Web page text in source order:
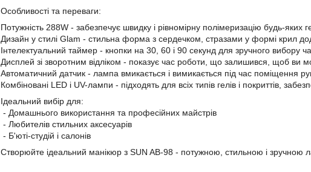
Особливості та переваги:
Потужність 288W - забезпечує швидку і рівномірну полімеризацію будь-яких
Дизайн у стилі Glam - стильна форма з сердечком, стразами у формі крил
Інтелектуальний таймер - кнопки на 30, 60 і 90 секунд для зручного вибору
Дисплей зі зворотним відліком - показує час роботи, що залишився, щоб ви
Автоматичний датчик - лампа вмикається і вимикається під час поміщення
Комбіновані LED і UV-лампи - підходять для всіх типів гелів і покриттів,
Ідеальний вибір для:
- Домашнього використання та професійних майстрів
- Любителів стильних аксесуарів
- Б'юті-студій і салонів
Створюйте ідеальний манікюр з SUN AB-98 - потужною, стильною і зручною